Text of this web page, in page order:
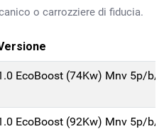
o carrozziere di fiducia.
EcoBoost (74Kw) Mnv 5p/b/
EcoBoost (92Kw) Mnv 5p/b/